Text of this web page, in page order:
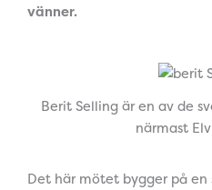
vänner.
Berit Selling är en av de
närmast
Det här mötet bygger på en